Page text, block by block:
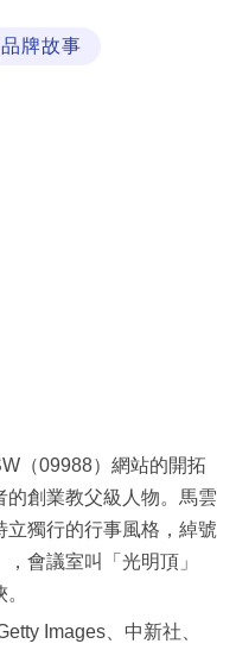
品牌故事
（09988）網站的開拓
創業教父級人物。馬雲
獨行的行事風格，綽號
會議室叫「光明頂」
Images、中新社、